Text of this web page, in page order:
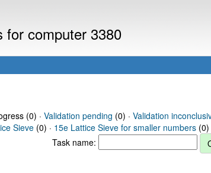
for computer 3380
(0) · Validation pending (0) · Validation
Sieve (0) · 15e Lattice Sieve for smaller numbers (0)
Task name: